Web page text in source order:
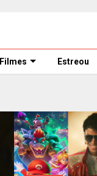
Filmes Estreou